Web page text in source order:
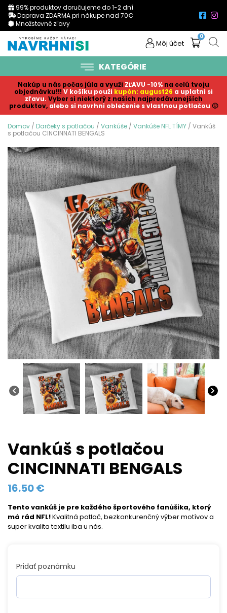
99% produktov doručujeme do 1-2 dní
Doprava ZDARMA pri nákupe nad 70€
Množstevné zľavy
Môj účet
0
KATEGÓRIE
Nakúp u nás počas júla a využi ZĽAVU -10% na celú tvoju
objednávku!!! V košíku použi kupón: august26 a uplatni si
zľavu. Vyber si niektorý z našich najpredávanejších
produktov, alebo si navrhni oblečenie s vlastnou potlačou 🙂
Domov / Darčeky s potlačou / Vankúše / Vankúše NFL TÍMY / Vankúš
s potlačou CINCINNATI BENGALS
Vankúš s potlačou
CINCINNATI BENGALS
16.50€
Tento vankúš je pre každého športového fanúšika, ktorý
má rád NFL!Kvalitná potlač, bezkonkurenčný výber motívov a
super kvalita textilu iba u nás.
Pridať poznámku